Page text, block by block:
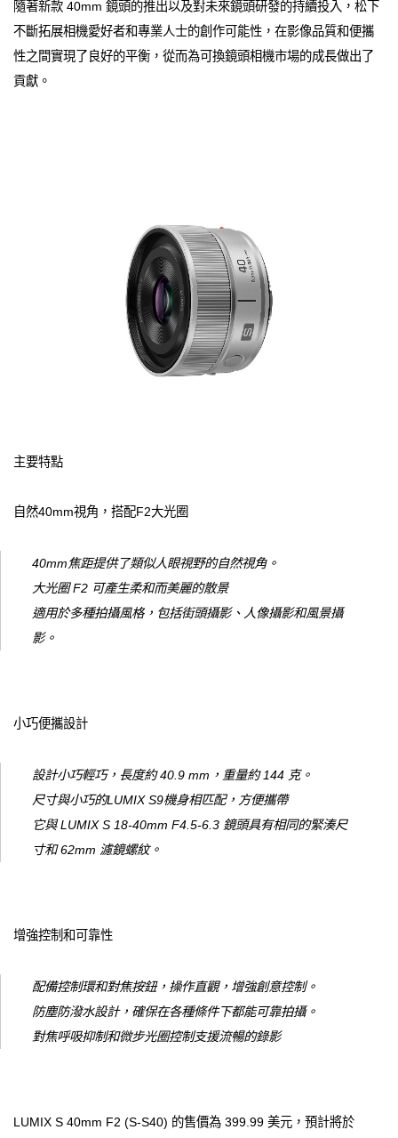
隨著新款 40mm 鏡頭的推出以及對未來鏡頭研發的持續投入，松下
不斷拓展相機愛好者和專業人士的創作可能性，在影像品質和便攜
性之間實現了良好的平衡，從而為可換鏡頭相機市場的成長做出了
貢獻。
主要特點
自然40mm視角，搭配F2大光圈
40mm焦距提供了類似人眼視野的自然視角。
大光圈 F2 可產生柔和而美麗的散景
適用於多種拍攝風格，包括街頭攝影、人像攝影和風景攝
影。
小巧便攜設計
設計小巧輕巧，長度約 40.9 mm，重量約 144 克。
尺寸與小巧的LUMIX S9機身相匹配，方便攜帶
它與 LUMIX S 18-40mm F4.5-6.3 鏡頭具有相同的緊湊尺
寸和 62mm 濾​​鏡螺紋。
增強控制和可靠性
配備控制環和對焦按鈕，操作直觀，增強創意控制。
防塵防潑水設計，確保在各種條件下都能可靠拍攝。
對焦呼吸抑制和微步光圈控制支援流暢的錄影
LUMIX S 40mm F2 (S-S40) 的售價為 399.99 美元，預計將於